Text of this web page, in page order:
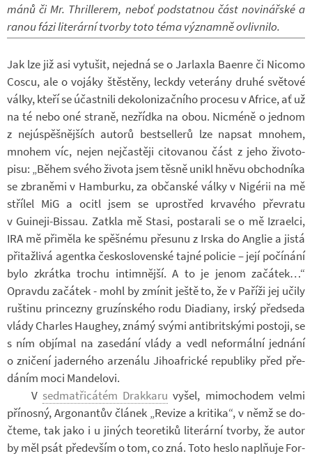
mánů či Mr. Thrille­rem, neboť pod­stat­nou část no­vi­nář­ské a
ranou fázi li­te­rární tvorby toto téma vý­znamně ovliv­nilo.
Jak lze již asi vy­tu­šit, ne­jedná se o Jar­la­xla Ba­e­nre či Ni­como
Coscu, ale o vo­jáky štěs­těny, lec­kdy ve­te­rány druhé svě­tové
války, kteří se účast­nili de­ko­lo­ni­zač­ního pro­cesu v Af­rice, ať už
na té nebo oné straně, ne­zřídka na obou. Nicméně o jed­nom
z nej­ú­spěš­něj­ších au­torů best­sellerů lze na­psat mno­hem,
mno­hem víc, nejen nej­čas­těji ci­to­va­nou část z jeho ži­vo­to­
pisu: „Během svého ži­vota jsem těsně unikl hněvu ob­chod­níka
se zbra­němi v Ham­burku, za ob­čan­ské války v Ni­gé­rii na mě
stří­lel MiG a ocitl jsem se upro­střed kr­va­vého pře­vratu
v Guineji-​Bissau. Za­tkla mě Stasi, po­sta­rali se o mě Iz­ra­elci,
IRA mě při­měla ke spěš­nému pře­sunu z Irska do An­g­lie a jistá
při­taž­livá agentka čes­ko­slo­ven­ské tajné po­li­cie – její po­čí­nání
bylo zkrátka tro­chu in­tim­nější. A to je jenom za­čá­tek…“
Opravdu za­čá­tek - mohl by zmí­nit ještě to, že v Pa­říži jej učily
ruš­tinu prin­cezny gru­zín­ského rodu Di­a­di­any, irský před­seda
vlády Char­les Hau­ghey, známý svými an­tib­rit­skými po­stoji, se
s ním ob­jí­mal na za­se­dání vlády a vedl ne­for­mální jed­nání
o zni­čení ja­der­ného ar­ze­nálu Ji­ho­af­rické re­pub­liky před pře­
dá­ním moci Man­de­lovi.
V sedmatři­cá­tém Drak­karu vyšel, mi­mo­cho­dem velmi
pří­nosný, Ar­go­nan­tův člá­nek „Re­vize a kri­tika“, v němž se do­
čteme, tak jako i u ji­ných te­o­re­tiků li­te­rární tvorby, že autor
by měl psát pře­de­vším o tom, co zná. Toto heslo na­pl­ňuje For­